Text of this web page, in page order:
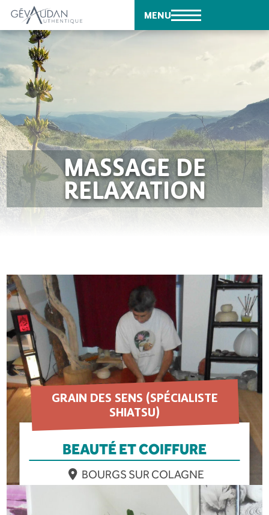
MENU
MASSAGE DE
RELAXATION
GRAIN DES SENS (SPÉCIALISTE
SHIATSU)
BEAUTÉ ET COIFFURE
BOURGS SUR COLAGNE
EN SAVOIR PLUS